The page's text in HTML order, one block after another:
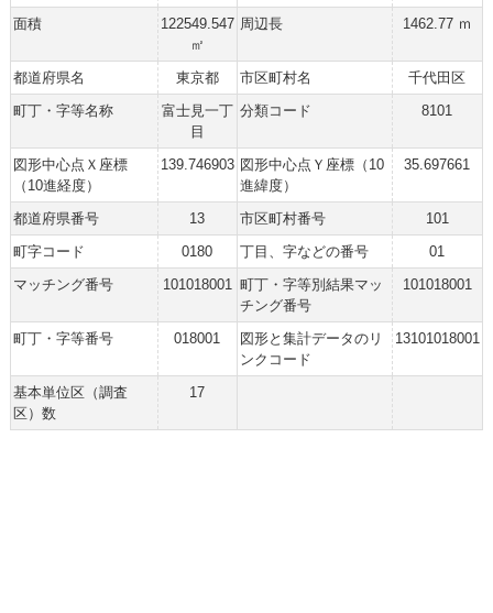
面積
122549.547
㎡
周辺長 1462.77 ｍ
都道府県名 東京都 市区町村名
千代田区
町丁・字等名称
富士見一丁
目
分類コード 8101
図形中心点Ｘ座標
（10進経度）
139.746903 図形中心点Ｙ座標（10
進緯度）
35.697661
都道府県番号 13 市区町村番号
101
町字コード
0180 丁目、字などの番号
01
マッチング番号
101018001 町丁・字等別結果マッ
チング番号
101018001
町丁・字等番号 018001
図形と集計データのリ
ンクコード
13101018001
基本単位区（調査
区）数
17